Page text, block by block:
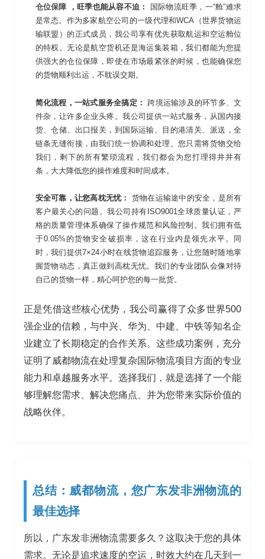
仓位保障 ，旺季也能从容不迫：
国际物流旺季，一“舱”难求
是常态。作为多家航空公司的一级代理和WCA（世界货物运
输联盟）的正式成员，我公司享有优先获取航运和空运舱位
的特权。无论是航空货机还是海运集装箱，我们都能为您提
供强大的仓位保障，即使在市场最紧张的时候，也能确保您
的货物顺利出运，不耽误交期。
简化流程，一站式服务全搞定：跨境运输涉及的环节多、文
件杂，让许多企业头疼。我公司提供一站式服务，从国内接
货、仓储、出口报关，到国际运输、目的港清关、派送，全
链条无缝衔接，由我们统一协调和处理。您只需将货物交给
我们，剩下的所有繁琐流程，我们都会为您打理得井井有
条，大大降低您的操作难度和时间成本。
安全可靠，让您高枕无忧： 货物在运输途中的安全，是所有
客户最关心的问题。我公司持有ISO9001全球质量认证，严
格的质量管理体系确保了操作规范和风险控制。我们拥有低
于0.05%的货物安全破损率，这在行业内是领先水平。同
时，我们提供7×24小时在线货物追踪服务，让您随时随地掌
握货物动态，真正做到高枕无忧。我们的专业团队会像对待
自己的货物一样，精心呵护您的每一批货。
正是凭借这些核心优势，我公司赢得了众多世界500
强企业的信赖，与中兴、华为、中建、中铁等知名企
业建立了长期稳定的合作关系。这些成功案例，充分
证明了威都物流在处理复杂国际物流项目方面的专业
能力和卓越服务水平。选择我们，就是选择了一个能
够理解您需求、解决您痛点、并为您带来实际价值的
战略伙伴。
总结：威都物流，您广东发非洲物流的
最佳选择
所以，广东发非洲物流需要多久？这取决于您的具体
需求。无论是追求速度的空运，时效大约在几天到一